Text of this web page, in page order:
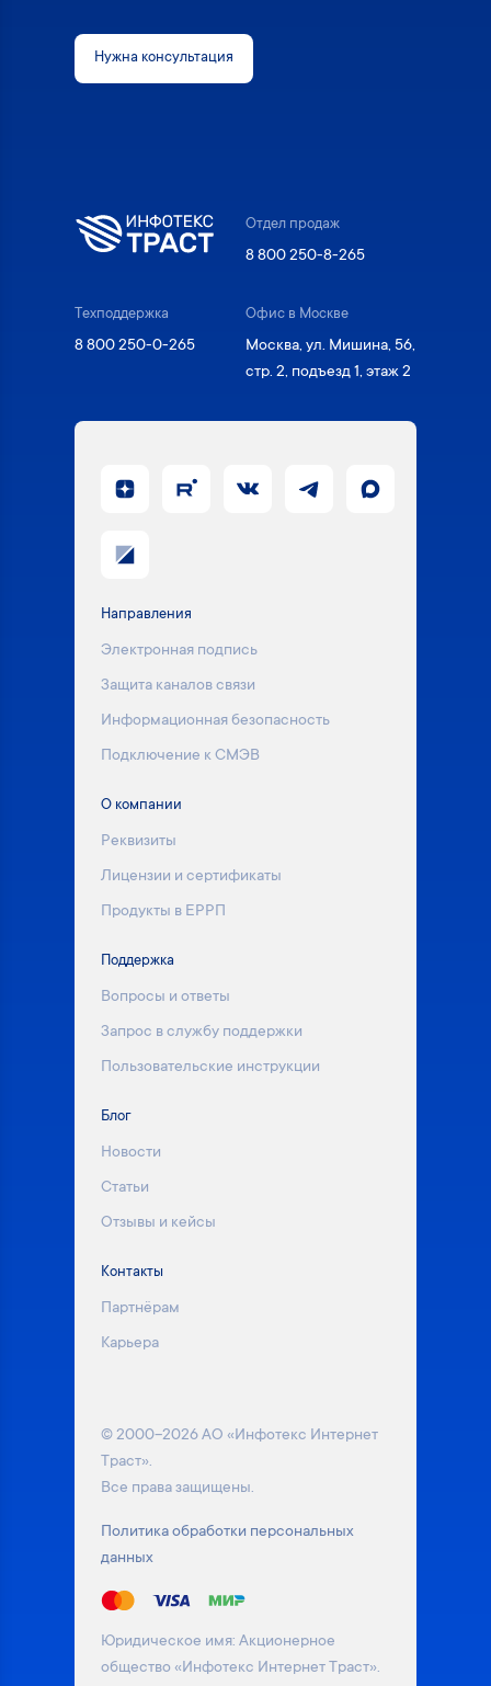
Нужна консультация
Отдел продаж
8 800 250-8-265
Техподдержка
8 800 250-0-265
Офис в Москве
Москва, ул. Мишина, 56,
стр. 2, подъезд 1, этаж 2
Направления
Электронная подпись
Защита каналов связи
Информационная безопасность
Подключение к СМЭВ
О компании
Реквизиты
Лицензии и сертификаты
Продукты в ЕРРП
Поддержка
Вопросы и ответы
Запрос в службу поддержки
Пользовательские инструкции
Блог
Новости
Статьи
Отзывы и кейсы
Контакты
Партнёрам
Карьера
© 2000–2026 АО «Инфотекс Интернет
Траст».
Все права защищены.
Политика обработки персональных
данных
Юридическое имя: Акционерное
общество «Инфотекс Интернет Траст».